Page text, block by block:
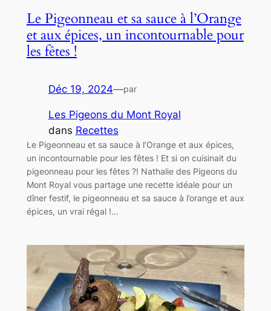
Le Pigeonneau et sa sauce à l’Orange
et aux épices, un incontournable pour
les fêtes !
Déc 19, 2024—par
Les Pigeons du Mont Royal
dans Recettes
Le Pigeonneau et sa sauce à l’Orange et aux épices,
un incontournable pour les fêtes ! Et si on cuisinait du
pigeonneau pour les fêtes ?! Nathalie des Pigeons du
Mont Royal vous partage une recette idéale pour un
dîner festif, le pigeonneau et sa sauce à l’orange et aux
épices, un vrai régal !…